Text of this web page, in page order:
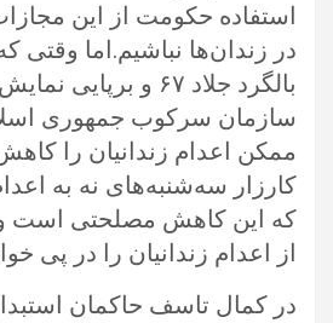
استفاده حکومت از این
در زندان‌ها نباشیم.اما
بالگرد جلاد ۶۷ و
سازمان سرکوب جمهوری
ممکن اعدام زندانیان را کاهش
کارزار سه‌شنبه‌های نه به
که این کاهش مصلحتی است
از اعدام زندانیان را در پی
در کمال تاسف حاکمان